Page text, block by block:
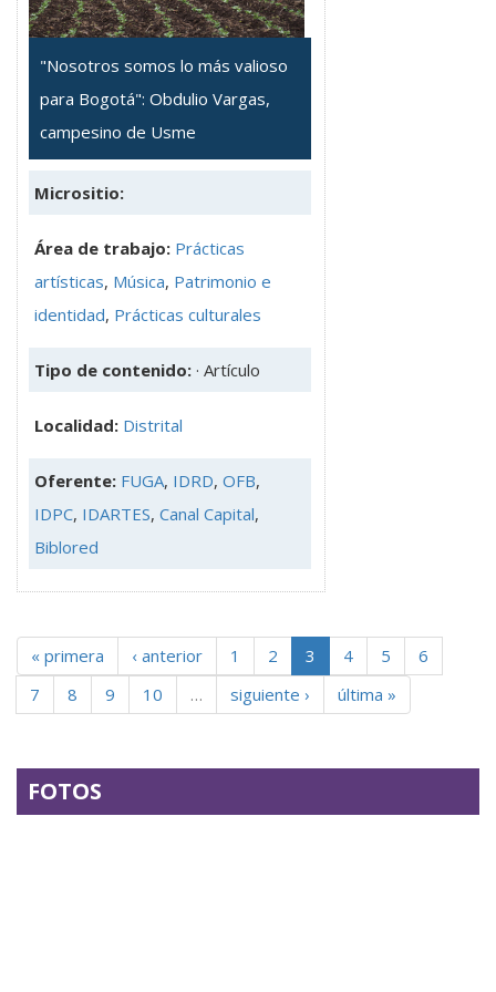
"Nosotros somos lo más valioso
para Bogotá": Obdulio Vargas,
campesino de Usme
Micrositio:
Área de trabajo: Prácticas
artísticas, Música, Patrimonio e
identidad, Prácticas culturales
Tipo de contenido: · Artículo
Localidad: Distrital
Oferente: FUGA, IDRD, OFB,
IDPC, IDARTES, Canal Capital,
Biblored
« primera ‹ anterior 1 2 3 4 5
6
7
8 9 10 … siguiente › última »
FOTOS